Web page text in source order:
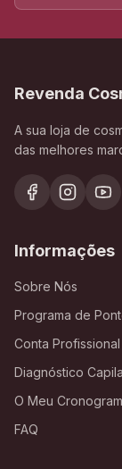
Revenda
A sua loja de
das melhores
Informações
Sobre Nós
Programa de
Conta Profissional
Diagnóstico
O Meu
FAQ